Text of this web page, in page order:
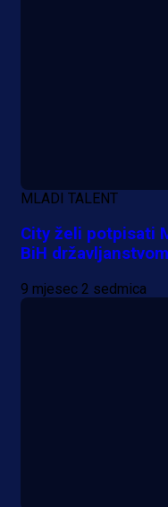
1 dan 14 h
MLADI TALENT
City želi potpisati
BiH državljanstvom
9 mjesec 2 sedmica